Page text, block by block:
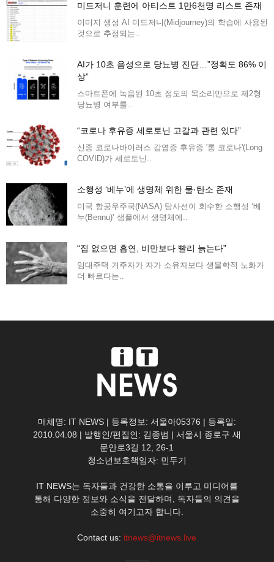
미드저니 훈련에 아티스트 1만6천명 리스트 존재
이미지 생성 AI 미드저니(Midjourney)의 학습에 사용된
것으로 추정되는..
AI가 10초 음성으로 당뇨병 진단…”정확도 86% 이
상”
스마트폰에 녹음된 10초 정도의 목소리만으로 제2형
당뇨병 여부를..
“코로나 후유증 세로토닌 고갈과 관련 있다”
신종 코로나바이러스 감염증 후유증 '롱 코로나'(Long
COVID)가 세로토닌..
소행성 ‘베누’에 생명체 위한 물·탄소 존재
미국 항공우주국(NASA) 탐사선이 회수한 소행성 ‘베
누(Bennu)’ 샘플에서 생명체에..
“집 없으면 흡연, 비만보다 빨리 늙는다”
임대주택 거주자가 자가 소유자보다 생물학적 노화가
더 빠르다는..
매체명: IT NEWS | 등록정보: 서울아05376 | 등록일:
2010.04.08 | 발행인/편집인: 김종범 | 서울시 종로구 새
문안로3길 12, 26-1
청소년보호책임자: 민두기
IT NEWS는 독자들과 건강한 소통을 이루고 미디어를
통해 다양한 정보와 소식을 전달하며, 독자들의 의견을
소중히 여기고자 합니다.
Contact us: itnews@itnews.live